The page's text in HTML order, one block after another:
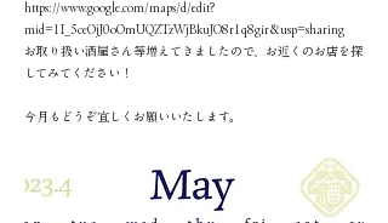
https://www.google.com/maps/d/edit?
mid=1I_5ceOjJ0oOmUQZTzWjBkuJO8r1q8gir&usp=sharing
お取り扱い酒屋さん等増えてきましたので、お近くのお店を探
してみてください！
今月もどうぞ宜しくお願いいたします。